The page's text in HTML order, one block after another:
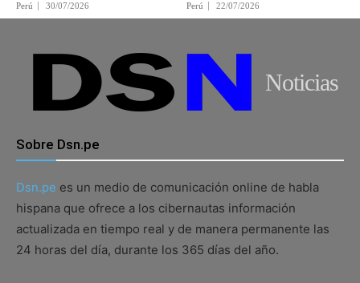
Perú 30/07/2026 Perú 22/07/2026
Noticias
Sobre Dsn.pe
Dsn.pe es un medio de comunicación online de habla
hispana que ofrece a los cibernautas información
actualizada en tiempo real y de manera permanente las
24 horas del día, durante los 365 días del año.